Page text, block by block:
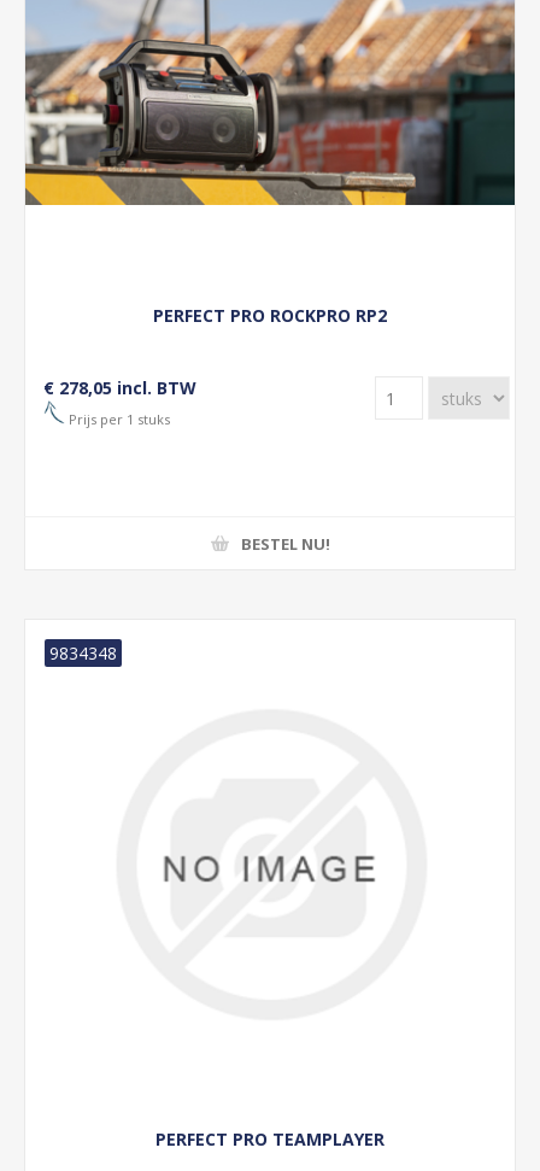
PERFECT PRO ROCKPRO RP2
€ 278,05 incl. BTW
Prijs per 1 stuks
BESTEL NU!
PERFECT PRO TEAMPLAYER
9834348